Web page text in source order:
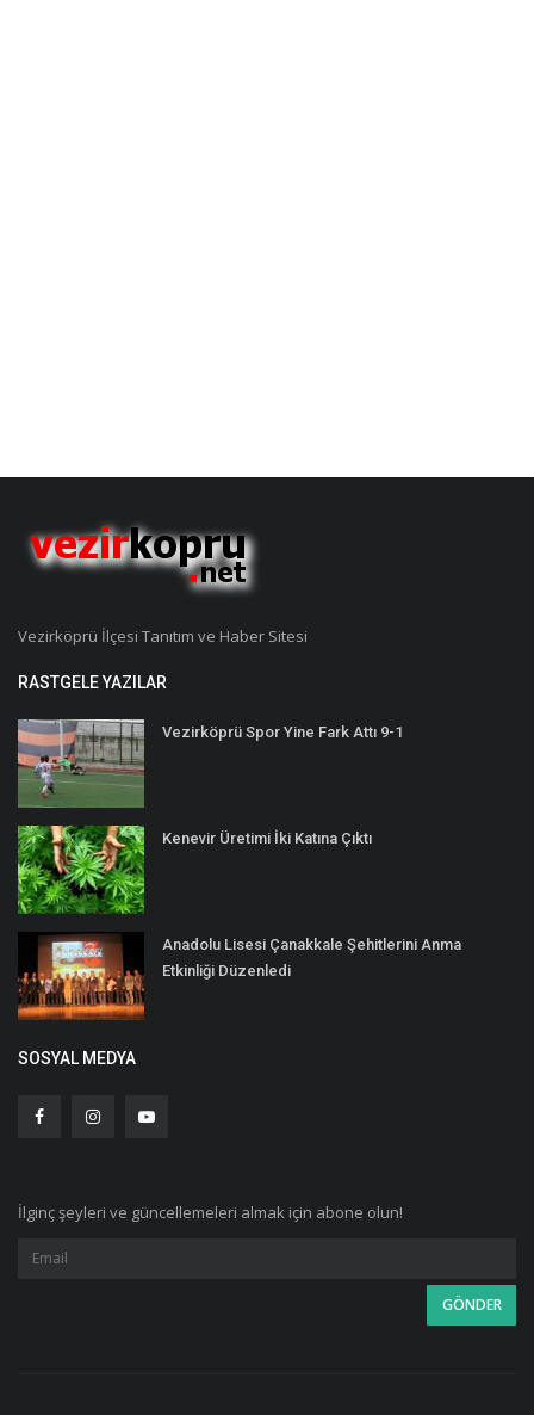
Vezirköprü İlçesi Tanıtım ve Haber Sitesi
RASTGELE YAZILAR
Vezirköprü Spor Yine Fark Attı 9-1
Kenevir Üretimi İki Katına Çıktı
Anadolu Lisesi Çanakkale Şehitlerini Anma
Etkinliği Düzenledi
SOSYAL MEDYA
İlginç şeyleri ve güncellemeleri almak için abone olun!